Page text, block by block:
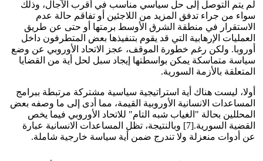
لم يتم التوصل إلى حل سياسي مناسب في أقرب الآجال، وذلك
سواء من جراء تدفق المزيد من اللاجئين أو تفاقم حالة عدم
الاستقرار في منطقة الشرق الأوسط برمتها أو حتى عن طريق
العمليات الإرهابية التي قد يقوم بتنفيذها بعض المتطرفون داخل
أوروبا. ولكن رغم خطورة الموقف، عجز الاتحاد الأوروبي عن وضع
سياسة متماسكة يمكن بواسطتها إيجاد سبل لحل أية من القضايا
المتعلقة بالأزمة السورية.
أولا، ليست هناك أية استراتيجية سياسية مشتركة مرتبطة ببرامج
المساعدات الانسانية الأوروبية القيمة، مما أدى إلى ما وصفه بعض
المحللين بحالة "الغياب شبه التام" للاتحاد الأوروبي فيما يخص
القضية السورية.[7] وبالنتيجة، تظل المساعدات الانسانية عبارة
عن أدوات منعزلة ولا تندرج ضمن أية سياسة خارجية شاملة.